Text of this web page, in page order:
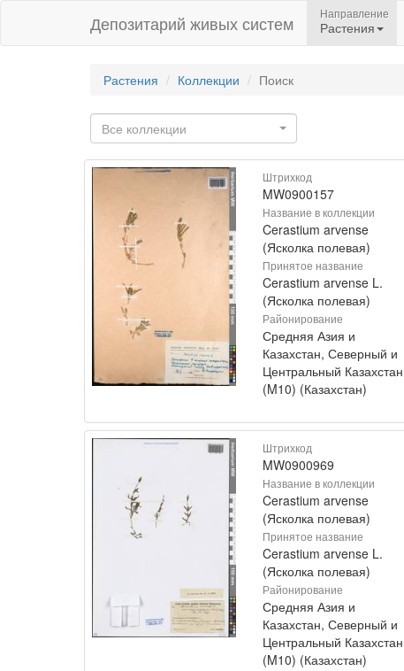
Депозитарий живых систем Направление
Растения
Растения Коллекции Поиск
Все коллекции
Штрихкод
MW0900157
Название в коллекции
Cerastium arvense
(Ясколка полевая)
Принятое название
Cerastium arvense L.
(Ясколка полевая)
Районирование
Средняя Азия и
Казахстан, Северный и
Центральный Казахстан
(M10) (Казахстан)
Штрихкод
MW0900969
Название в коллекции
Cerastium arvense
(Ясколка полевая)
Принятое название
Cerastium arvense L.
(Ясколка полевая)
Районирование
Средняя Азия и
Казахстан, Северный и
Центральный Казахстан
(M10) (Казахстан)